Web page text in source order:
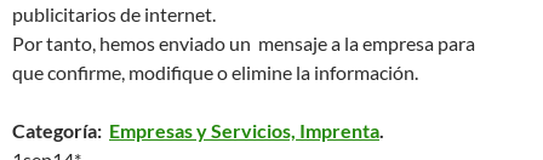
publicitarios de internet.
Por tanto, hemos enviado un mensaje a la empresa para
que confirme, modifique o elimine la información.
Categoría: Empresas y Servicios, Imprenta